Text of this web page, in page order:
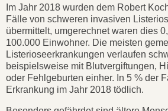
Im Jahr 2018 wurden dem Robert
Fälle von schweren invasiven
übermittelt, umgerechnet waren dies
100.000 Einwohner. Die meisten
Listerioseerkrankungen verlaufen
beispielsweise mit Blutvergiftungen,
oder Fehlgeburten einher. In 5 % der
Erkrankung im Jahr 2018 tödlich.